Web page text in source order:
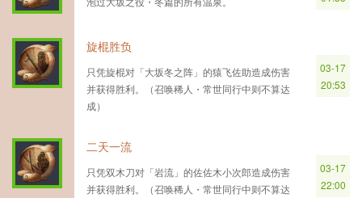
旋棍胜负
只凭旋棍对「大坂冬之阵」的猿飞佐助造成伤害
并获得胜利。（召唤稀人・常世同行中则不算达
成）
03-17
20:53
二天一流
只凭双木刀对「岩流」的佐佐木小次郎造成伤害
并获得胜利。（召唤稀人・常世同行中则不算达
03-17
22:00